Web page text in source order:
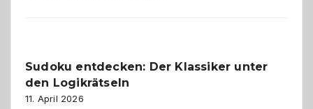
Sudoku entdecken: Der Klassiker unter
den Logikrätseln
11. April 2026